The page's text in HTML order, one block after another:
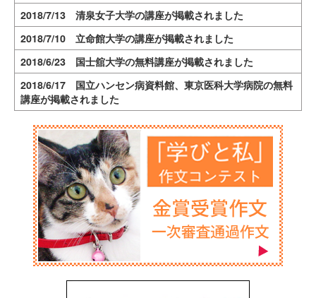
2018/7/13 清泉女子大学の講座が掲載されました
2018/7/10 立命館大学の講座が掲載されました
2018/6/23 国士舘大学の無料講座が掲載されました
2018/6/17 国立ハンセン病資料館、東京医科大学病院の無料
講座が掲載されました